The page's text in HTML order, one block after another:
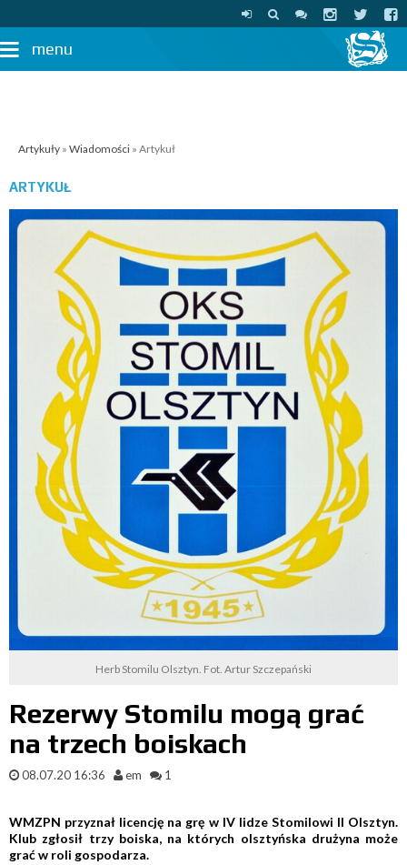
menu
Artykuły » Wiadomości » Artykuł
ARTYKUŁ
Herb Stomilu Olsztyn. Fot. Artur Szczepański
Rezerwy Stomilu mogą grać
na trzech boiskach
08.07.20 16:36 em 1
WMZPN przyznał licencję na grę w IV lidze Stomilowi II Olsztyn.
Klub zgłosił trzy boiska, na których olsztyńska drużyna może
grać w roli gospodarza.